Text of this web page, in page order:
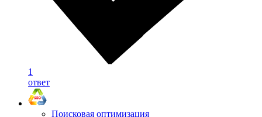
1
ответ
Поисковая оптимизация